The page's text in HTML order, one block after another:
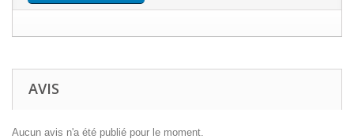
AVIS
Aucun avis n'a été publié pour le moment.